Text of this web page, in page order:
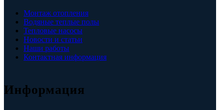
Монтаж отопления
Водяные теплые полы
Тепловые насосы
Новости и статьи
Наши работы
Контактная информация
Информация